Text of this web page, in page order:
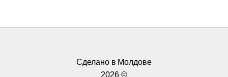
Сделано в Молдове
2026 ©